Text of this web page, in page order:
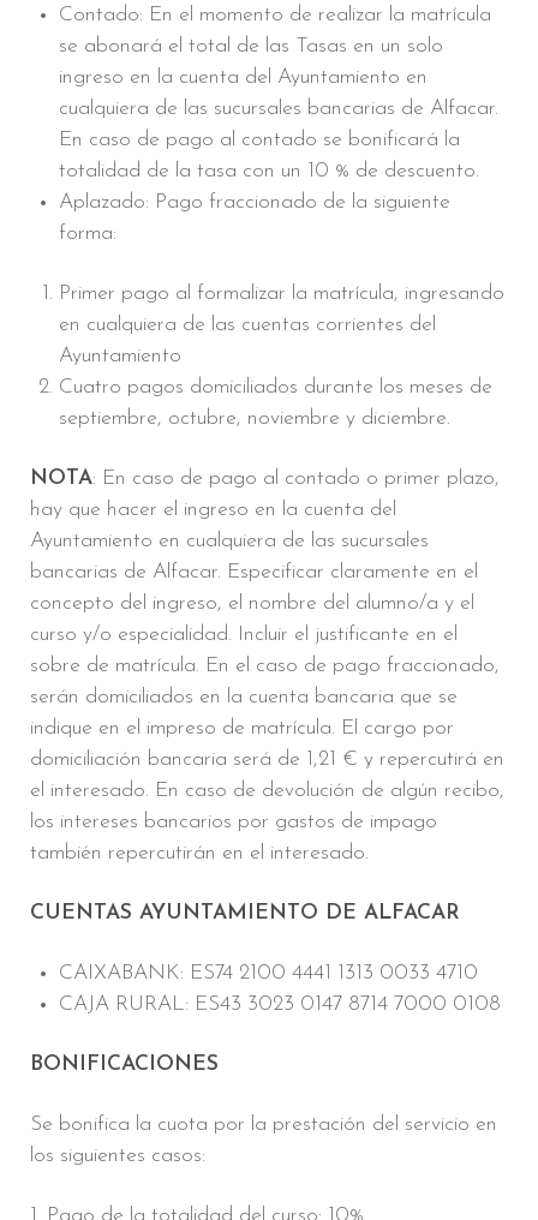
Contado: En el momento de realizar la matrícula
se abonará el total de las Tasas en un solo
ingreso en la cuenta del Ayuntamiento en
cualquiera de las sucursales bancarias de Alfacar.
En caso de pago al contado se bonificará la
totalidad de la tasa con un 10 % de descuento.
Aplazado: Pago fraccionado de la siguiente
forma:
Primer pago al formalizar la matrícula, ingresando
en cualquiera de las cuentas corrientes del
Ayuntamiento
Cuatro pagos domiciliados durante los meses de
septiembre, octubre, noviembre y diciembre.
NOTA: En caso de pago al contado o primer plazo,
hay que hacer el ingreso en la cuenta del
Ayuntamiento en cualquiera de las sucursales
bancarias de Alfacar. Especificar claramente en el
concepto del ingreso, el nombre del alumno/a y el
curso y/o especialidad. Incluir el justificante en el
sobre de matrícula. En el caso de pago fraccionado,
serán domiciliados en la cuenta bancaria que se
indique en el impreso de matrícula. El cargo por
domiciliación bancaria será de 1,21 € y repercutirá en
el interesado. En caso de devolución de algún recibo,
los intereses bancarios por gastos de impago
también repercutirán en el interesado.
CUENTAS AYUNTAMIENTO DE ALFACAR
CAIXABANK: ES74 2100 4441 1313 0033 4710
CAJA RURAL: ES43 3023 0147 8714 7000 0108
BONIFICACIONES
Se bonifica la cuota por la prestación del servicio en
los siguientes casos:
1. Pago de la totalidad del curso: 10%.